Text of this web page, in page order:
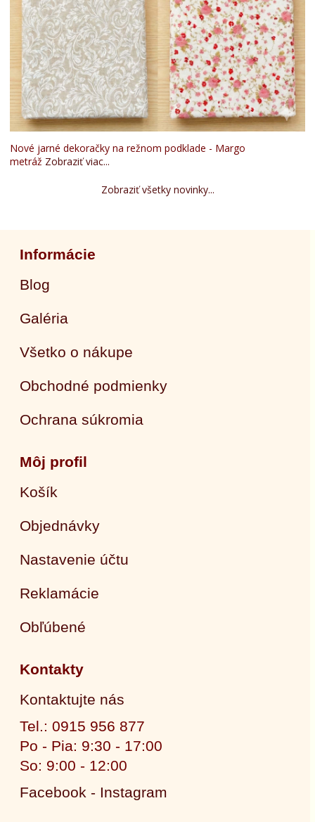
Nové jarné dekoračky na režnom podklade - Margo
metráž Zobraziť viac...
Zobraziť všetky novinky...
Informácie
Blog
Galéria
Všetko o nákupe
Obchodné podmienky
Ochrana súkromia
Môj profil
Košík
Objednávky
Nastavenie účtu
Reklamácie
Obľúbené
Kontakty
Kontaktujte nás
Tel.: 0915 956 877
Po - Pia: 9:30 - 17:00
So: 9:00 - 12:00
Facebook - Instagram